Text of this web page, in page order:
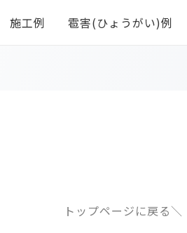
施工例 雹害(ひょうがい)例
トップページに戻る＼